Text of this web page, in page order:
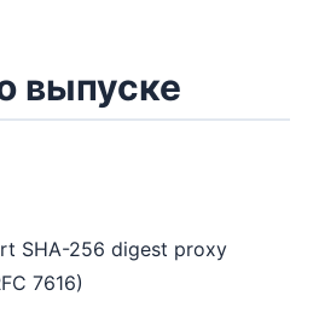
выпуске
SHA-256 digest proxy
7616)